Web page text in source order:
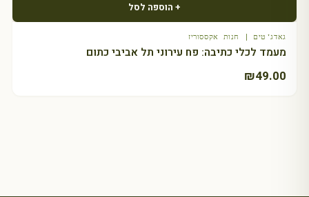
+ הוספה לסל
גאדג'טים | חנות אקססוריז
מעמד לכלי כתיבה: פח עירוני תל אביבי כתום
₪49.00